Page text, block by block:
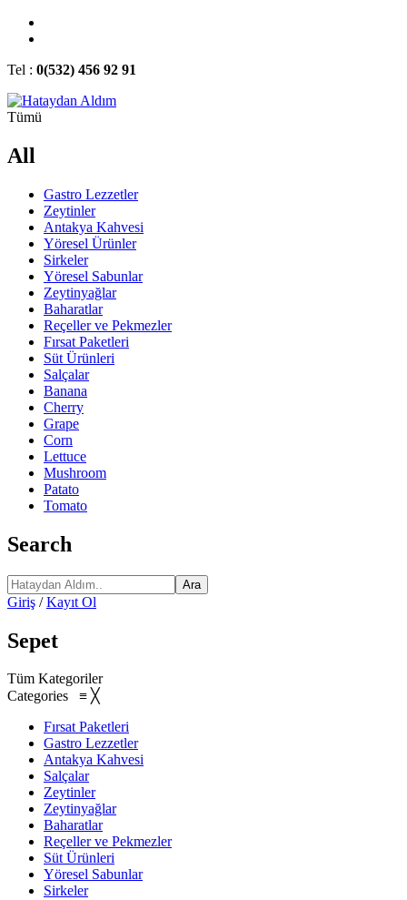
Tel : 0(532) 456 92 91
Tümü
All
Gastro Lezzetler
Zeytinler
Antakya Kahvesi
Yöresel Ürünler
Sirkeler
Yöresel Sabunlar
Zeytinyağlar
Baharatlar
Reçeller ve Pekmezler
Fırsat Paketleri
Süt Ürünleri
Salçalar
Banana
Cherry
Grape
Corn
Lettuce
Mushroom
Patato
Tomato
Search
Ara
Giriş /Kayıt Ol
Sepet
Tüm Kategoriler
Categories ≡ ╳
Fırsat Paketleri
Gastro Lezzetler
Antakya Kahvesi
Salçalar
Zeytinler
Zeytinyağlar
Baharatlar
Reçeller ve Pekmezler
Süt Ürünleri
Yöresel Sabunlar
Sirkeler